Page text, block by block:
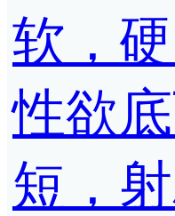
软，
性欲
短，